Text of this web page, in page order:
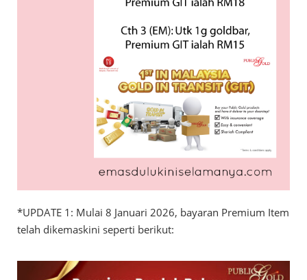
*UPDATE 1: Mulai 8 Januari 2026, bayaran Premium Item
telah dikemaskini seperti berikut: